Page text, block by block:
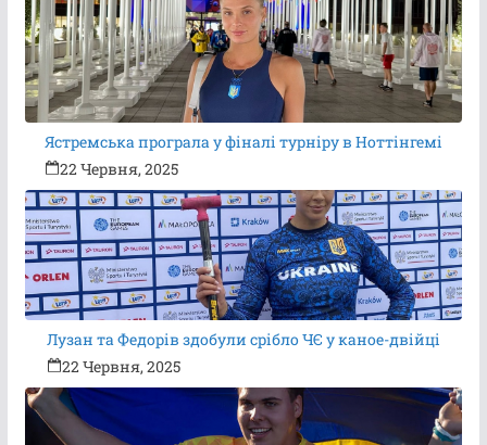
Ястремська програла у фіналі турніру в Ноттінгемі
22 Червня, 2025
Лузан та Федорів здобули срібло ЧЄ у каное-двійці
22 Червня, 2025